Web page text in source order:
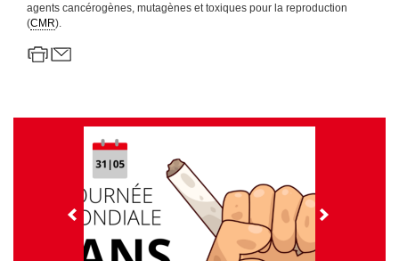
agents cancérogènes, mutagènes et toxiques pour la reproduction
(CMR).